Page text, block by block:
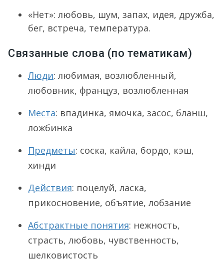
«Нет»: любовь, шум, запах, идея, дружба,
бег, встреча, температура.
Связанные слова (по тематикам)
Люди: любимая, возлюбленный,
любовник, француз, возлюбленная
Места: впадинка, ямочка, засос, бланш,
ложбинка
Предметы: соска, кайла, бордо, кэш,
хинди
Действия: поцелуй, ласка,
прикосновение, объятие, лобзание
Абстрактные понятия: нежность,
страсть, любовь, чувственность,
шелковистость